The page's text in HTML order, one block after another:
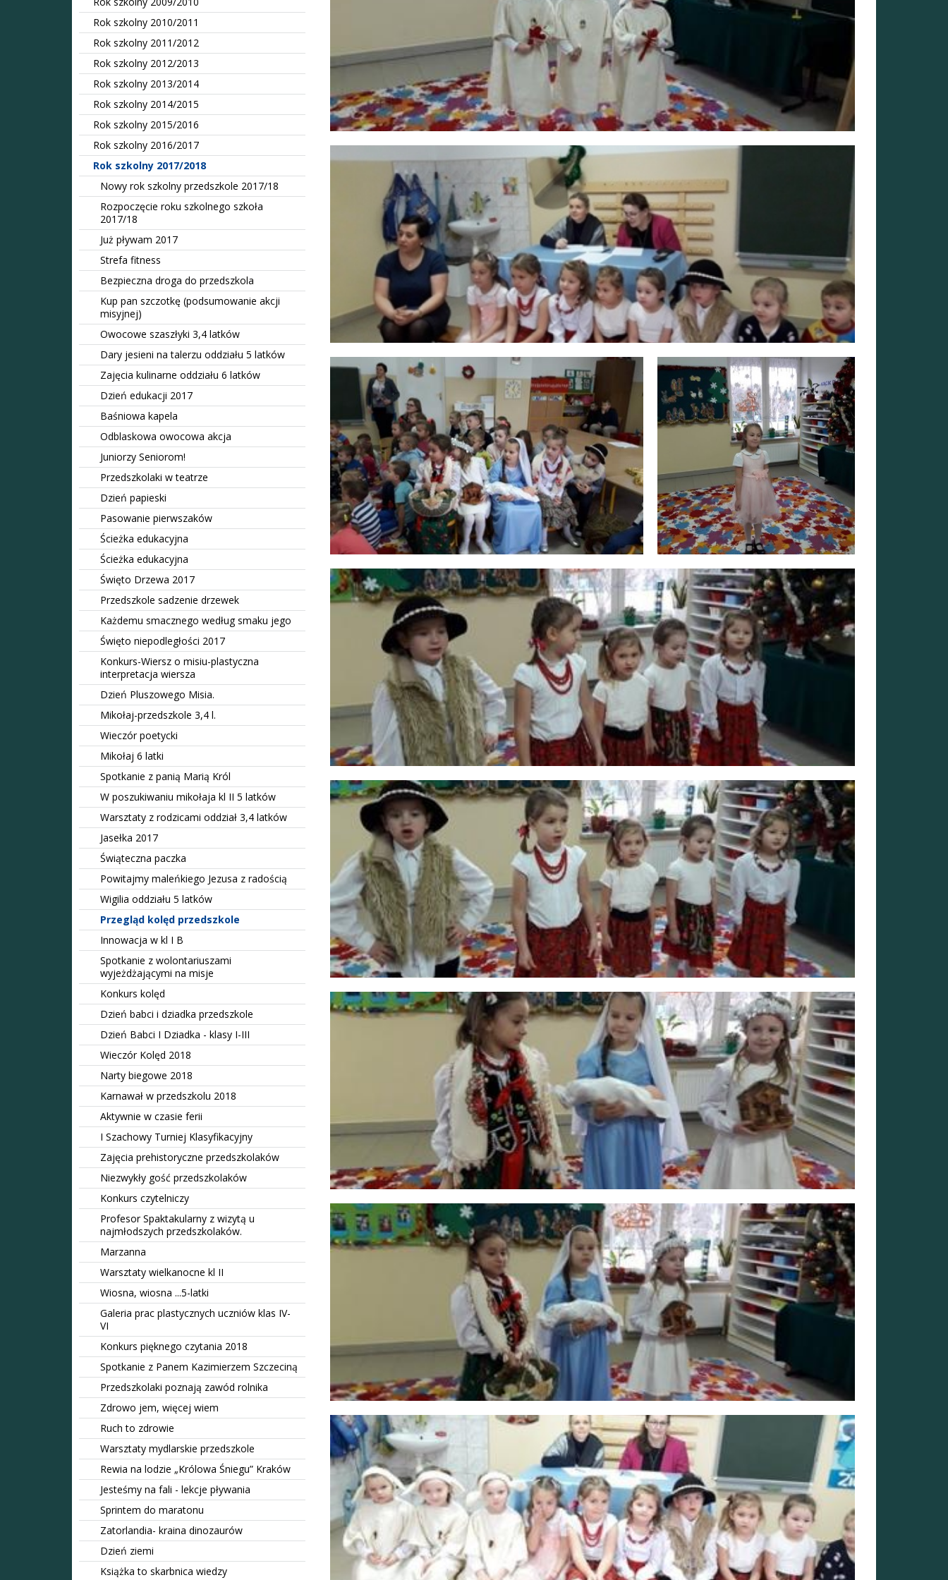
Rok szkolny 2010/2011
Rok szkolny 2011/2012
Rok szkolny 2012/2013
Rok szkolny 2013/2014
Rok szkolny 2014/2015
Rok szkolny 2015/2016
Rok szkolny 2016/2017
Rok szkolny 2017/2018
Nowy rok szkolny przedszkole 2017/18
Rozpoczęcie roku szkolnego szkoła
2017/18
Już pływam 2017
Strefa fitness
Bezpieczna droga do przedszkola
Kup pan szczotkę (podsumowanie akcji
misyjnej)
Owocowe szaszłyki 3,4 latków
Dary jesieni na talerzu oddziału 5 latków
Zajęcia kulinarne oddziału 6 latków
Dzień edukacji 2017
Baśniowa kapela
Odblaskowa owocowa akcja
Juniorzy Seniorom!
Przedszkolaki w teatrze
Dzień papieski
Pasowanie pierwszaków
Ścieżka edukacyjna
Ścieżka edukacyjna
Święto Drzewa 2017
Przedszkole sadzenie drzewek
Każdemu smacznego według smaku jego
Święto niepodległości 2017
Konkurs-Wiersz o misiu-plastyczna
interpretacja wiersza
Dzień Pluszowego Misia.
Mikołaj-przedszkole 3,4 l.
Wieczór poetycki
Mikołaj 6 latki
Spotkanie z panią Marią Król
W poszukiwaniu mikołaja kl II 5 latków
Warsztaty z rodzicami oddział 3,4 latków
Jasełka 2017
Świąteczna paczka
Powitajmy maleńkiego Jezusa z radością
Wigilia oddziału 5 latków
Przegląd kolęd przedszkole
Innowacja w kl I B
Spotkanie z wolontariuszami
wyjeżdżającymi na misje
Konkurs kolęd
Dzień babci i dziadka przedszkole
Dzień Babci I Dziadka - klasy I-III
Wieczór Kolęd 2018
Narty biegowe 2018
Karnawał w przedszkolu 2018
Aktywnie w czasie ferii
I Szachowy Turniej Klasyfikacyjny
Zajęcia prehistoryczne przedszkolaków
Niezwykły gość przedszkolaków
Konkurs czytelniczy
Profesor Spaktakularny z wizytą u
najmłodszych przedszkolaków.
Marzanna
Warsztaty wielkanocne kl II
Wiosna, wiosna ...5-latki
Galeria prac plastycznych uczniów klas IV-
VI
Konkurs pięknego czytania 2018
Spotkanie z Panem Kazimierzem Szczeciną
Przedszkolaki poznają zawód rolnika
Zdrowo jem, więcej wiem
Ruch to zdrowie
Warsztaty mydlarskie przedszkole
Rewia na lodzie „Królowa Śniegu” Kraków
Jesteśmy na fali - lekcje pływania
Sprintem do maratonu
Zatorlandia- kraina dinozaurów
Dzień ziemi
Książka to skarbnica wiedzy